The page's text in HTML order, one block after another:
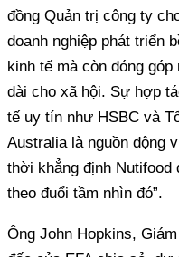
đồng Quản trị công ty
doanh nghiệp phát triển
kinh tế mà còn đóng
dài cho xã hội. Sự hợp
tế uy tín như HSBC và
Australia là nguồn động
thời khẳng định Nutifood
theo đuổi tầm nhìn đó”.
Ông John Hopkins,